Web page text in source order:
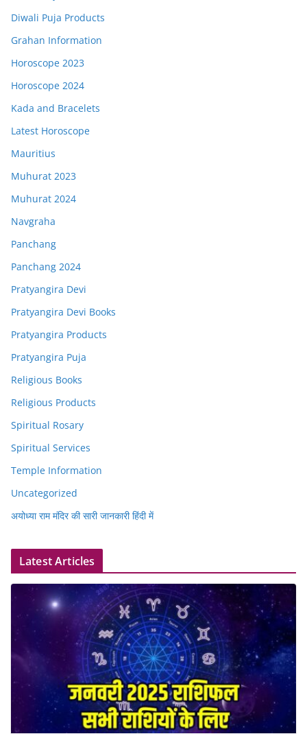
Diwali Puja Products
Grahan Information
Horoscope 2023
Horoscope 2024
Kada and Bracelets
Latest Horoscope
Mauritius
Muhurat 2023
Muhurat 2024
Navgraha
Panchang
Panchang 2024
Pratyangira Devi
Pratyangira Devi Books
Pratyangira Products
Pratyangira Puja
Religious Books
Religious Products
Spiritual Rosary
Spiritual Services
Temple Information
Uncategorized
अयोध्या राम मंदिर की सारी जानकारी हिंदी में
Latest Articles